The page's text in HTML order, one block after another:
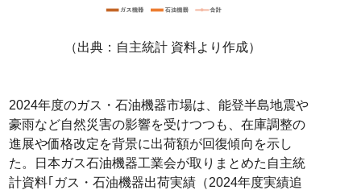
（出典：自主統計 資料より作成）
2024年度のガス・石油機器市場は、能登半島地震や
豪雨など自然災害の影響を受けつつも、在庫調整の
進展や価格改定を背景に出荷額が回復傾向を示し
た。日本ガス石油機器工業会が取りまとめた自主統
計資料｢ガス・石油機器出荷実績（2024年度実績追